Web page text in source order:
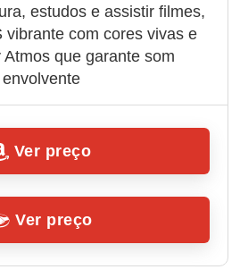
estudos e assistir filmes,
vibrante com cores vivas e
que garante som
envolvente
Ver preço
Ver preço